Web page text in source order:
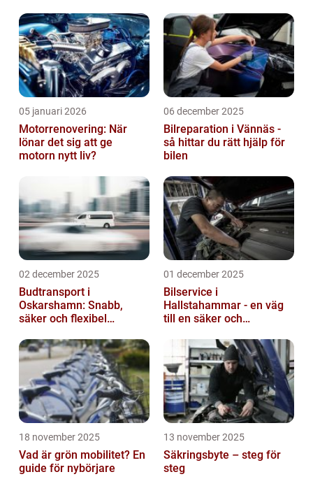
05 januari 2026
Motorrenovering: När
lönar det sig att ge
motorn nytt liv?
06 december 2025
Bilreparation i Vännäs -
så hittar du rätt hjälp för
bilen
02 december 2025
Budtransport i
Oskarshamn: Snabb,
säker och flexibel
01 december 2025
Bilservice i
Hallstahammar - en väg
till en säker och
18 november 2025
Vad är grön mobilitet? En
guide för nybörjare
13 november 2025
Säkringsbyte – steg för
steg